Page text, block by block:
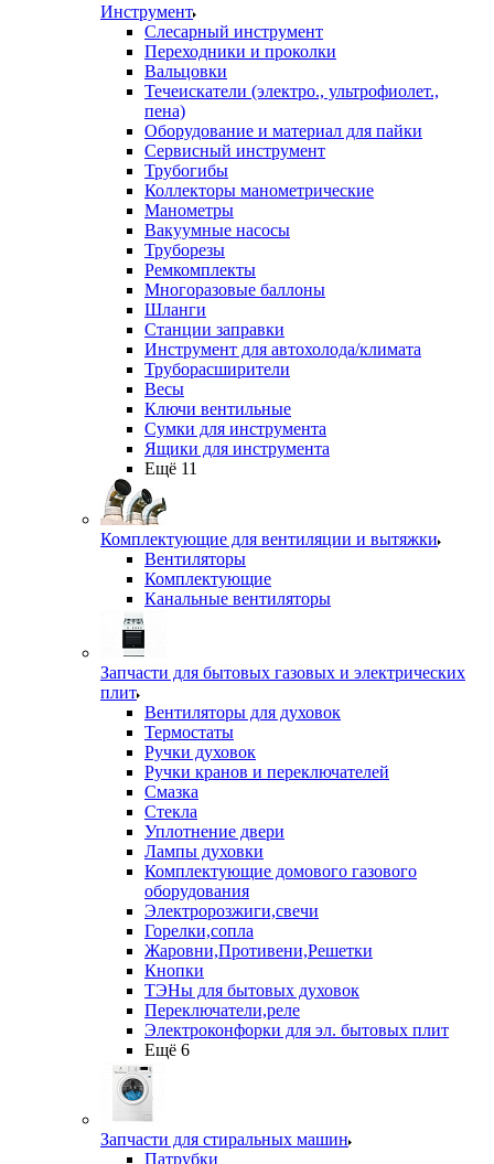
Инструмент
Слесарный инструмент
Переходники и проколки
Вальцовки
Течеискатели (электро., ультрофиолет.,
пена)
Оборудование и материал для пайки
Сервисный инструмент
Трубогибы
Коллекторы манометрические
Манометры
Вакуумные насосы
Труборезы
Ремкомплекты
Многоразовые баллоны
Шланги
Станции заправки
Инструмент для автохолода/климата
Труборасширители
Весы
Ключи вентильные
Сумки для инструмента
Ящики для инструмента
Ещё 11
Комплектующие для вентиляции и вытяжки
Вентиляторы
Комплектующие
Канальные вентиляторы
Запчасти для бытовых газовых и электрических
плит
Вентиляторы для духовок
Термостаты
Ручки духовок
Ручки кранов и переключателей
Смазка
Стекла
Уплотнение двери
Лампы духовки
Комплектующие домового газового
оборудования
Электророзжиги,свечи
Горелки,сопла
Жаровни,Противени,Решетки
Кнопки
ТЭНы для бытовых духовок
Переключатели,реле
Электроконфорки для эл. бытовых плит
Ещё 6
Запчасти для стиральных машин
Патрубки